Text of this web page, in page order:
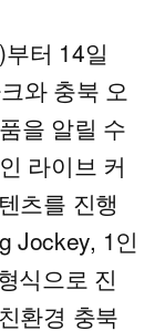
터 14일
와 충북 오
을 알릴 수
라이브 커
츠를 진행
Jockey, 1인
식으로 진
환경 충북